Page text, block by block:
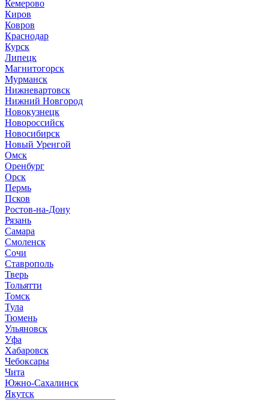
Кемерово
Киров
Ковров
Краснодар
Курск
Липецк
Магнитогорск
Мурманск
Нижневартовск
Нижний Новгород
Новокузнецк
Новороссийск
Новосибирск
Новый Уренгой
Омск
Оренбург
Орск
Пермь
Псков
Ростов-на-Дону
Рязань
Самара
Смоленск
Сочи
Ставрополь
Тверь
Тольятти
Томск
Тула
Тюмень
Ульяновск
Уфа
Хабаровск
Чебоксары
Чита
Южно-Сахалинск
Якутск